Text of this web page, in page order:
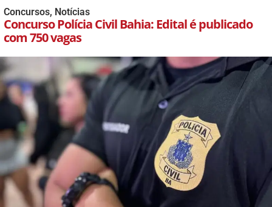
Concursos, Notícias
Concurso Polícia Civil Bahia: Edital é publicado
com 750 vagas